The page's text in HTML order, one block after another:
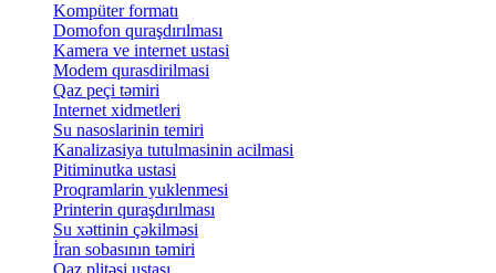
Kompüter formatı
Domofon quraşdırılması
Kamera ve internet ustasi
Modem qurasdirilmasi
Qaz peçi təmiri
Internet xidmetleri
Su nasoslarinin temiri
Kanalizasiya tutulmasinin acilmasi
Pitiminutka ustasi
Proqramlarin yuklenmesi
Printerin quraşdırılması
Su xəttinin çəkilməsi
İran sobasının təmiri